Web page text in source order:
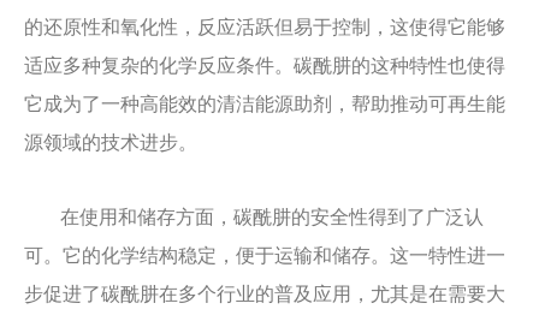
的还原性和氧化性，反应活跃但易于控制，这使得它能够
适应多种复杂的化学反应条件。碳酰肼的这种特性也使得
它成为了一种高能效的清洁能源助剂，帮助推动可再生能
源领域的技术进步。
在使用和储存方面，碳酰肼的安全性得到了广泛认
可。它的化学结构稳定，便于运输和储存。这一特性进一
步促进了碳酰肼在多个行业的普及应用，尤其是在需要大